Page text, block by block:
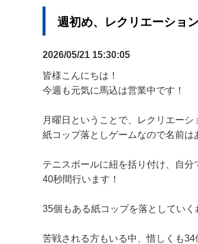
週初め、レクリエーショ
2026/05/21 15:30:05
皆様こんにちは！
今週も元気に馬込は営業中です！
月曜日ということで、レクリエーシ
紙コップ落としゲームなので名前
テニスボールに紐を括り付け、自
40秒間行います！
35個もある紙コップを落としてい
苦戦される方もいる中、惜しくも